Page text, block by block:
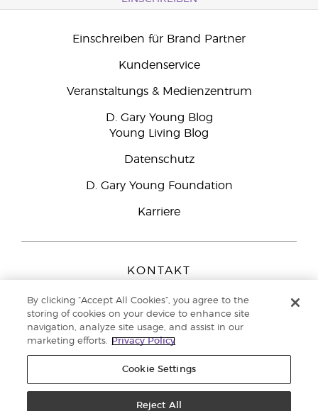
Einschreiben für Brand Partner
Kundenservice
Veranstaltungs & Medienzentrum
D. Gary Young Blog
Young Living Blog
Datenschutz
D. Gary Young Foundation
Karriere
KONTAKT
Peizerweg 97
9727 AJ Groningen
Netherlands
Kundenservice:0800-296205
Datenschutzerklärung
By clicking “Accept All Cookies”, you agree to the
storing of cookies on your device to enhance site
navigation, analyze site usage, and assist in our
marketing efforts.
Privacy Policy
Cookie Settings
Reject All